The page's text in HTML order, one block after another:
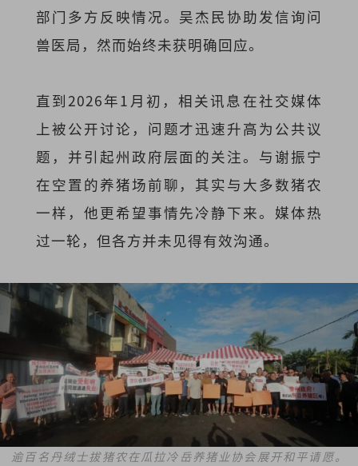
部门多方反映情况。吴杰民协助发信询问
兽医局，然而始终未获明确回应。
直到2026年1月初 ，相关讯息在社交媒体
上被公开讨论，问题才迅速升高为公共议
题，并引起州政府层面的关注。与谢振宁
在空置的养猪场前聊，其实与大多数猪农
一样，他更希望事情先冷静下来。媒体热
过一轮，但各方并未见得有效沟通。
逾百名丹绒士拔猪农在瓜拉冷岳养猪业协会展开和平请愿。